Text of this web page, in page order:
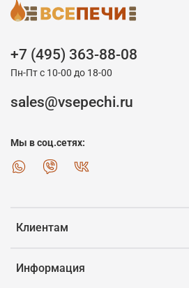
Клиентам
Информация
+7 (495) 363-88-08
Пн-Пт с 10-00 до 18-00
sales@vsepechi.ru
Мы в соц.сетях: